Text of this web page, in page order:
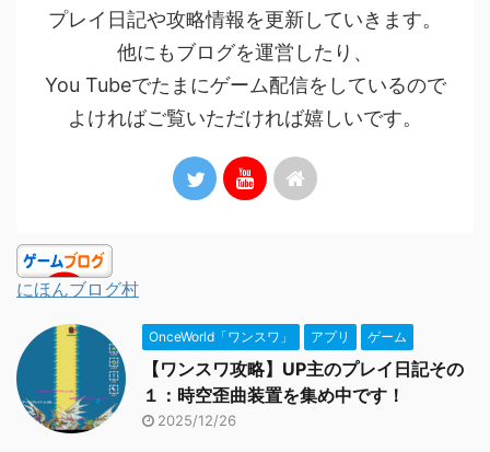
プレイ日記や攻略情報を更新していきます。
他にもブログを運営したり、
You Tubeでたまにゲーム配信をしているので
よければご覧いただければ嬉しいです。
にほんブログ村
OnceWorld「ワンスワ」 アプリ ゲーム
【ワンスワ攻略】UP主のプレイ日記その
１：時空歪曲装置を集め中です！
2025/12/26